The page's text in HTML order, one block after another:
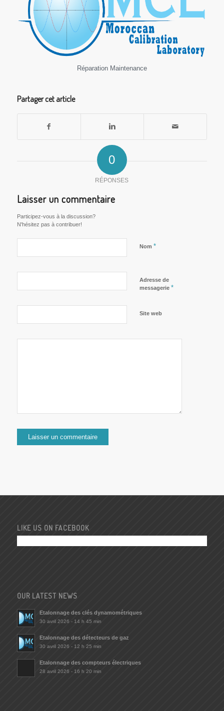
Réparation Maintenance
Partager cet article
0
RÉPONSES
Laisser un commentaire
Participez-vous à la discussion?
N'hésitez pas à contribuer!
Nom *
Adresse de
messagerie *
Site web
LIKE US ON FACEBOOK
OUR LATEST NEWS
Etalonnage des clés dynamométriques
30 avril 2026 - 14 h 45 min
Etalonnage des détecteurs de gaz
30 avril 2026 - 12 h 25 min
Etalonnage des compteurs électriques
28 avril 2026 - 16 h 20 min